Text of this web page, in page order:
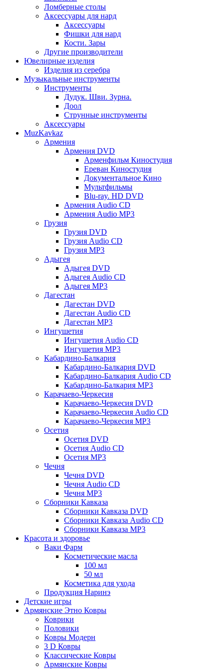
Ломберные столы
Аксессуары для нард
Аксессуары
Фишки для нард
Кости. Зары
Другие производители
Ювелирные изделия
Изделия из серебра
Музыкальные инструменты
Инструменты
Дудук. Шви. Зурна.
Доол
Струнные инструменты
Аксессуары
MuzKavkaz
Армения
Армения DVD
Арменфильм Киностудия
Ереван Киностудия
Документальное Кино
Мультфильмы
Blu-ray. HD DVD
Армения Audio CD
Армения Audio MP3
Грузия
Грузия DVD
Грузия Audio CD
Грузия MP3
Адыгея
Адыгея DVD
Адыгея Audio CD
Адыгея MP3
Дагестан
Дагестан DVD
Дагестан Audio CD
Дагестан MP3
Ингушетия
Ингушетия Audio CD
Ингушетия MP3
Кабардино-Балкария
Кабардино-Балкария DVD
Кабардино-Балкария Audio CD
Кабардино-Балкария MP3
Карачаево-Черкесия
Карачаево-Черкесия DVD
Карачаево-Черкесия Audio CD
Карачаево-Черкесия MP3
Осетия
Осетия DVD
Осетия Audio CD
Осетия MP3
Чечня
Чечня DVD
Чечня Audio CD
Чечня MP3
Сборники Кавказа
Сборники Кавказа DVD
Сборники Кавказа Audio CD
Сборники Кавказа MP3
Красота и здоровье
Ваки Фарм
Косметические масла
100 мл
50 мл
Косметика для ухода
Продукция Наринэ
Детские игры
Армянские Этно Ковры
Коврики
Половики
Ковры Модерн
3 D Ковры
Классические Ковры
Армянские Ковры